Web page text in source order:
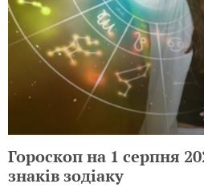
Гороскоп на 1 серпня
знаків зодіаку